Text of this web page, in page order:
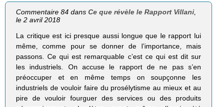
Commentaire 84 dansCe que révèle le Rapport Villani
le 2 avril 2018
La critique est ici presque aussi longue que le rapport lui
même, comme pour se donner de l’importance, mais
passons. Ce qui est remarquable c’est ce qui est dit sur
les industriels. On accuse le rapport de ne pas s’en
préoccuper et en même temps on soupçonne les
industriels de vouloir faire du prosélytisme au mieux et au
pire de vouloir fourguer des services ou des produits